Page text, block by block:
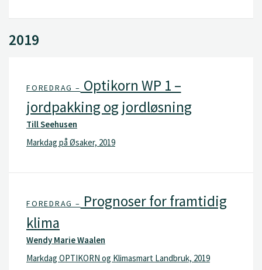
2019
FOREDRAG – Optikorn WP 1 –
jordpakking og jordløsning
Till Seehusen
Markdag på Øsaker, 2019
FOREDRAG – Prognoser for framtidig
klima
Wendy Marie Waalen
Markdag OPTIKORN og Klimasmart Landbruk, 2019